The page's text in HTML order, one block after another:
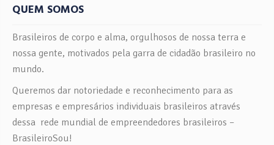
QUEM SOMOS
Brasileiros de corpo e alma, orgulhosos de nossa terra e
nossa gente, motivados pela garra de cidadão brasileiro no
mundo.
Queremos dar notoriedade e reconhecimento para as
empresas e empresários individuais brasileiros através
dessa rede mundial de empreendedores brasileiros –
BrasileiroSou!